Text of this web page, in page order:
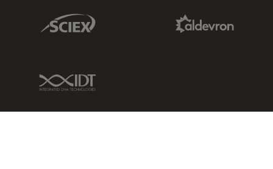
Sciex Link
IDT Link